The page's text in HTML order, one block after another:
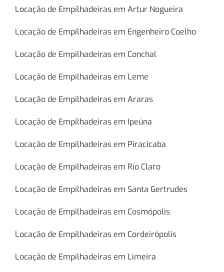
Locação de Empilhadeiras em Artur Nogueira
Locação de Empilhadeiras em Engenheiro Coelho
Locação de Empilhadeiras em Conchal
Locação de Empilhadeiras em Leme
Locação de Empilhadeiras em Araras
Locação de Empilhadeiras em Ipeúna
Locação de Empilhadeiras em Piracicaba
Locação de Empilhadeiras em Rio Claro
Locação de Empilhadeiras em Santa Gertrudes
Locação de Empilhadeiras em Cosmópolis
Locação de Empilhadeiras em Cordeirópolis
Locação de Empilhadeiras em Limeira